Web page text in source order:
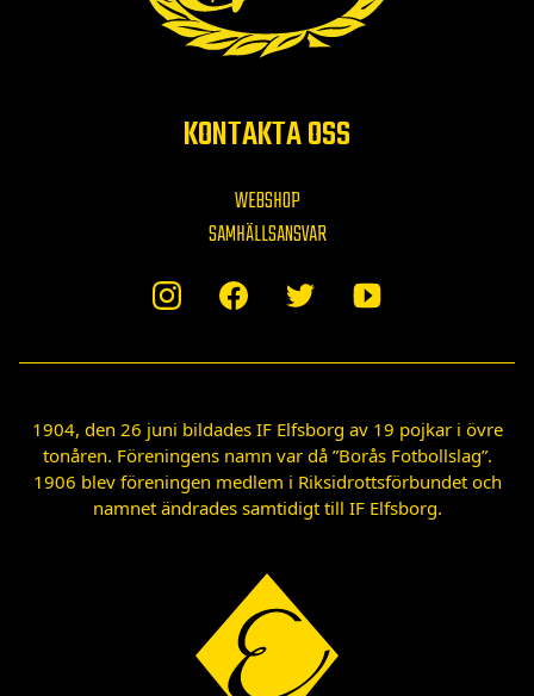
KONTAKTA OSS
WEBSHOP
SAMHÄLLSANSVAR
1904, den 26 juni bildades IF Elfsborg av 19 pojkar i övre
tonåren. Föreningens namn var då ”Borås Fotbollslag”.
1906 blev föreningen medlem i Riksidrottsförbundet och
namnet ändrades samtidigt till IF Elfsborg.